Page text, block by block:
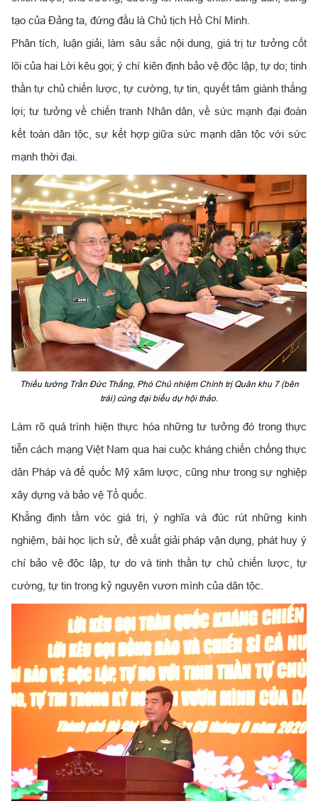
tạo của Đảng ta, đứng đầu là Chủ tịch Hồ Chí Minh.
Phân tích, luận giải, làm sâu sắc nội dung, giá trị tư tưởng cốt
lõi của hai Lời kêu gọi; ý chí kiên định bảo vệ độc lập, tự do; tinh
thần tự chủ chiến lược, tự cường, tự tin, quyết tâm giành thắng
lợi; tư tưởng về chiến tranh Nhân dân, về sức mạnh đại đoàn
kết toàn dân tộc, sự kết hợp giữa sức mạnh dân tộc với sức
mạnh thời đại.
Thiếu tướng Trần Đức Thắng, Phó Chủ nhiệm Chính trị Quân khu 7 (bên
trái) cùng đại biểu dự hội thảo.
Làm rõ quá trình hiện thực hóa những tư tưởng đó trong thực
tiễn cách mạng Việt Nam qua hai cuộc kháng chiến chống thực
dân Pháp và đế quốc Mỹ xâm lược, cũng như trong sự nghiệp
xây dựng và bảo vệ Tổ quốc.
Khẳng định tầm vóc giá trị, ý nghĩa và đúc rút những kinh
nghiệm, bài học lịch sử, đề xuất giải pháp vận dụng, phát huy ý
chí bảo vệ độc lập, tự do và tinh thần tự chủ chiến lược, tự
cường, tự tin trong kỷ nguyên vươn mình của dân tộc.